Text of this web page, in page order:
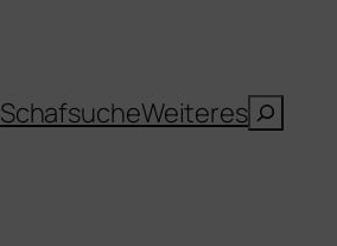
SchafsucheWeiteresSuchen